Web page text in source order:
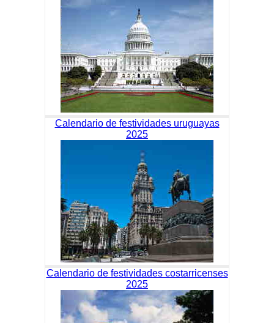
Calendario de festividades uruguayas
2025
Calendario de festividades costarricenses
2025